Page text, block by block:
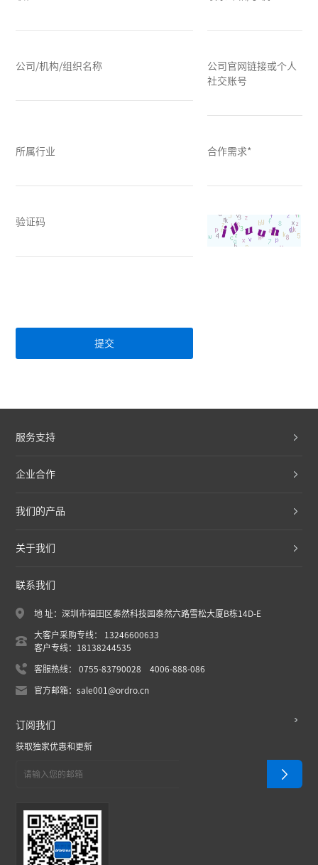
公司/机构/组织名称
公司官网链接或个人
社交账号
所属行业 合作需求*
验证码
提交
服务支持
企业合作
我们的产品
关于我们
联系我们
地 址：深圳市福田区泰然科技园泰然六路雪松大厦B栋14D-E
大客户采购专线： 13246600633
客户专线：18138244535
客服热线： 0755-83790028 4006-888-086
官方邮箱：sale001@ordro.cn
订阅我们
获取独家优惠和更新